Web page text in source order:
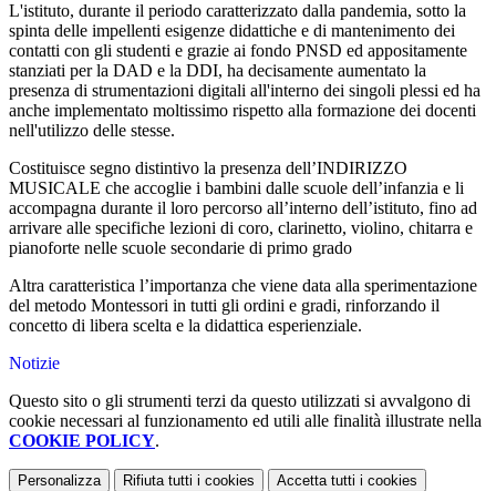
L'istituto, durante il periodo caratterizzato dalla pandemia, sotto la
spinta delle impellenti esigenze didattiche e di mantenimento dei
contatti con gli studenti e grazie ai fondo PNSD ed appositamente
stanziati per la DAD e la DDI, ha decisamente aumentato la
presenza di strumentazioni digitali all'interno dei singoli plessi ed ha
anche implementato moltissimo rispetto alla formazione dei docenti
nell'utilizzo delle stesse.
Costituisce segno distintivo la presenza dell’INDIRIZZO
MUSICALE che accoglie i bambini dalle scuole dell’infanzia e li
accompagna durante il loro percorso all’interno dell’istituto, fino ad
arrivare alle specifiche lezioni di coro, clarinetto, violino, chitarra e
pianoforte nelle scuole secondarie di primo grado
Altra caratteristica l’importanza che viene data alla sperimentazione
del metodo Montessori in tutti gli ordini e gradi, rinforzando il
concetto di libera scelta e la didattica esperienziale.
Notizie
Questo sito o gli strumenti terzi da questo utilizzati si avvalgono di
cookie necessari al funzionamento ed utili alle finalità illustrate nella
COOKIE POLICY.
Personalizza Rifiuta tutti i cookies Accetta tutti i cookies